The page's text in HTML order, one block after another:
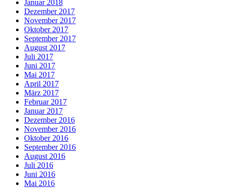
Januar 2018
Dezember 2017
November 2017
Oktober 2017
September 2017
August 2017
Juli 2017
Juni 2017
Mai 2017
April 2017
März 2017
Februar 2017
Januar 2017
Dezember 2016
November 2016
Oktober 2016
September 2016
August 2016
Juli 2016
Juni 2016
Mai 2016